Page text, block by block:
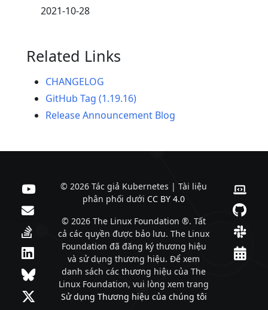
2021-10-28
Related Links
CHANGELOG
GitHub Tag (1.19.16)
Release Announcement Blog
© 2026 Tác giả Kubernetes | Tài liệu
phân phối dưới CC BY 4.0
© 2026 The Linux Foundation ®. Tất
cả các quyền được bảo lưu. The Linux
Foundation đã đăng ký thương hiệu
và sử dụng thương hiệu. Để xem
danh sách các thương hiệu của The
Linux Foundation, vui lòng xem trang
Sử dụng Thương hiệu của chúng tôi